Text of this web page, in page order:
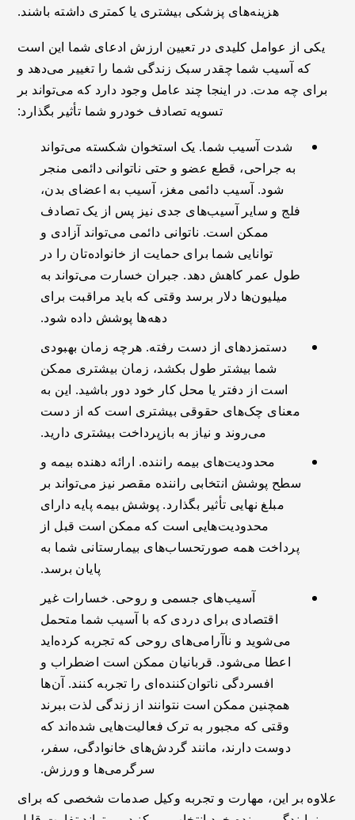
هزینه‌های پزشکی بیشتری یا کمتری داشته باشند.
یکی از عوامل کلیدی در تعیین ارزش ادعای شما این است
که آسیب شما چقدر سبک زندگی شما را تغییر می‌دهد و
برای چه مدت. در اینجا چند عامل وجود دارد که می‌تواند بر
تسویه تصادف خودرو شما تأثیر بگذارد:
شدت آسیب شما. یک استخوان شکسته می‌تواند
به جراحی، قطع عضو و حتی ناتوانی دائمی منجر
شود. آسیب دائمی مغز، آسیب به اعضای بدن،
فلج و سایر آسیب‌های جدی نیز پس از یک تصادف
ممکن است. ناتوانی دائمی می‌تواند آزادی و
توانایی شما برای حمایت از خانواده‌تان را در
طول عمر کاهش دهد. جبران خسارت می‌تواند به
میلیون‌ها دلار برسد وقتی که باید مراقبت برای
دهه‌ها پوشش داده شود.
دستمزدهای از دست رفته. هرچه زمان بهبودی
شما بیشتر طول بکشد، زمان بیشتری ممکن
است از دفتر یا محل کار خود دور باشید. این به
معنای چک‌های حقوقی بیشتری است که از دست
می‌روند و نیاز به بازپرداخت بیشتری دارید.
محدودیت‌های بیمه راننده. ارائه دهنده بیمه و
سطح پوشش انتخابی راننده مقصر نیز می‌تواند بر
مبلغ نهایی تأثیر بگذارد. پوشش بیمه پایه دارای
محدودیت‌هایی است که ممکن است قبل از
پرداخت همه صورتحساب‌های بیمارستانی شما به
پایان برسد.
آسیب‌های جسمی و روحی. خسارات غیر
اقتصادی برای دردی که با آسیب شما متحمل
می‌شوید و ناآرامی‌های روحی که تجربه کرده‌اید
اعطا می‌شود. قربانیان ممکن است اضطراب و
افسردگی ناتوان‌کننده‌ای را تجربه کنند. آن‌ها
همچنین ممکن است نتوانند از زندگی لذت ببرند
وقتی که مجبور به ترک فعالیت‌هایی شده‌اند که
دوست دارند، مانند گردش‌های خانوادگی، سفر،
سرگرمی‌ها و ورزش.
علاوه بر این، مهارت و تجربه وکیل صدمات شخصی که برای